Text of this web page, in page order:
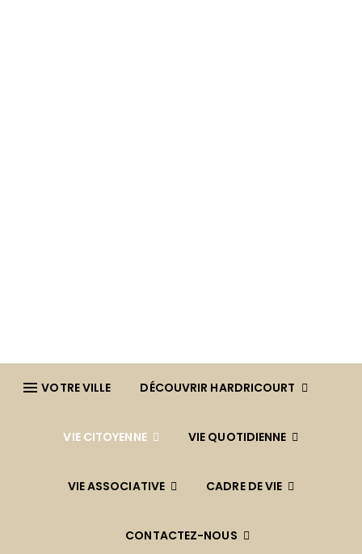
VOTRE VILLE DÉCOUVRIR HARDRICOURT
VIE CITOYENNE VIE QUOTIDIENNE
VIE ASSOCIATIVE CADRE DE VIE
CONTACTEZ-NOUS